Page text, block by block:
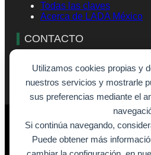
Todas las claves
Acerca de LADA México
CONTACTO
Formulario de contacto
© 2026 - SiempreVisible.com
Aviso legal
Política de cookies
Política de privacidad
Utilizamos cookies propias y
nuestros servicios y mostrarle
sus preferencias mediante el
Si continúa navegando,
Puede obtener más